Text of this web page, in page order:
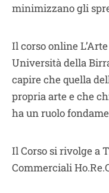
minimizzano gli
Il corso online
Università della
capire che quella
propria arte e che
ha un ruolo
Il Corso si rivolge a
Commerciali